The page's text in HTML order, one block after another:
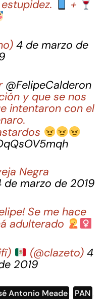
+
4 de marzo de
@FelipeCalderon
y que se nos
intentaron con el
Negra
de marzo de 2019
Se me hace
adulterado
(@clazeto) 4
2019
Antonio Meade PAN